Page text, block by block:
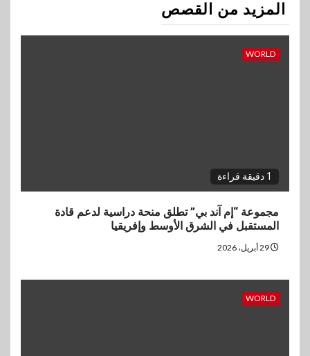
المزيد من القصص
WORLD
1 دقيقة قراءة
مجموعة “إم آند بي” تطلق منحة دراسية لدعم قادة
المستقبل في الشرق الأوسط وإفريقيا
WORLD